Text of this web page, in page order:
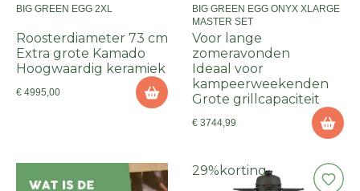
BIG GREEN EGG 2XL
Roosterdiameter 73 cm
Extra grote Kamado
Hoogwaardig keramiek
€ 4995,00
BIG GREEN EGG ONYX XLARGE
MASTER SET
Voor lange
zomeravonden
Ideaal voor
kampeerweekenden
Grote grillcapaciteit
€ 3744,99
29% korting